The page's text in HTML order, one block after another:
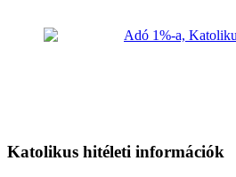
Katolikus hitéleti információk